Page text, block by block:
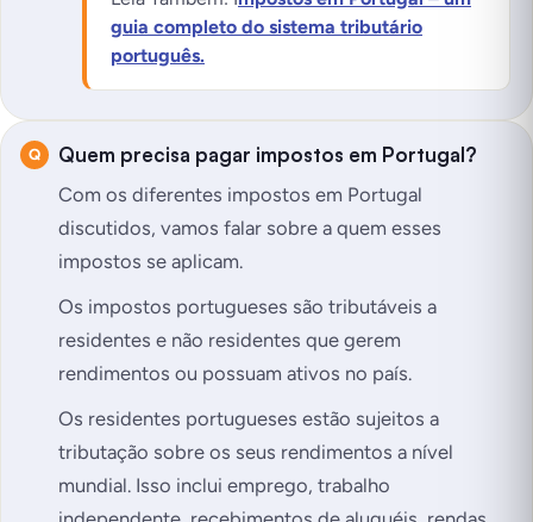
guia completo do sistema tributário
português.
Quem precisa pagar impostos em Portugal?
Com os diferentes impostos em Portugal
discutidos, vamos falar sobre a quem esses
impostos se aplicam.
Os impostos portugueses são tributáveis a
residentes e não residentes que gerem
rendimentos ou possuam ativos no país.
Os residentes portugueses estão sujeitos a
tributação sobre os seus rendimentos a nível
mundial. Isso inclui emprego, trabalho